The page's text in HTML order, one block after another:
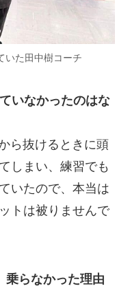
いた田中樹コーチ
いなかったのはな
ら抜けるときに頭
しまい、練習でも
いたので、本当は
トは被りませんで
乗らなかった理由